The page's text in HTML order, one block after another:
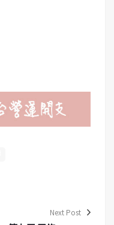
Next Post